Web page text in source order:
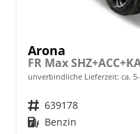
Arona
unverbindliche Lieferzeit: ca.
Fahrzeugnr. 639178
Kraftstoff Benzin